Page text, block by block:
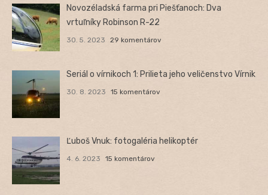
Novozéladská farma pri Piešťanoch: Dva
vrtuľníky Robinson R-22
30. 5. 2023 29 komentárov
Seriál o vírnikoch 1: Prilieta jeho veličenstvo Vírnik
30. 8. 2023 15 komentárov
Ľuboš Vnuk: fotogaléria helikoptér
4. 6. 2023 15 komentárov